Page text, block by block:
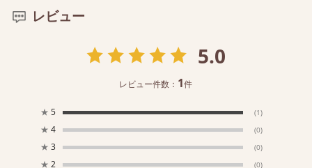
レビュー
5.0
レビュー件数： 1件
★ 5 (1)
★ 4 (0)
★ 3 (0)
★ 2 (0)